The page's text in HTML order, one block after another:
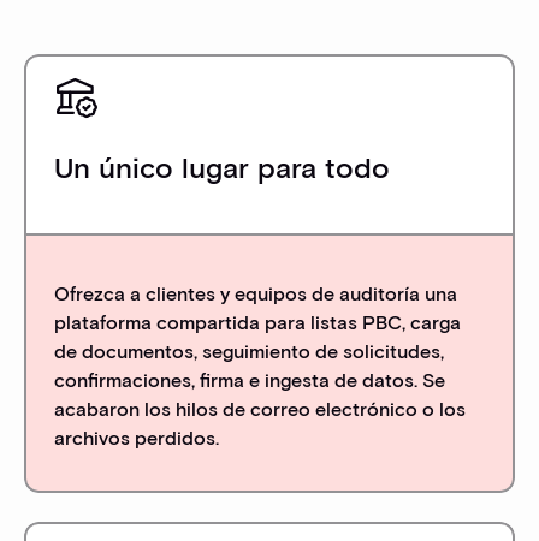
Un único lugar para todo
Ofrezca a clientes y equipos de auditoría una
plataforma compartida para listas PBC, carga
de documentos, seguimiento de solicitudes,
confirmaciones, firma e ingesta de datos. Se
acabaron los hilos de correo electrónico o los
archivos perdidos.